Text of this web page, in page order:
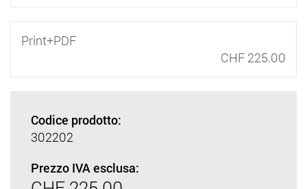
Print+PDF
CHF 225.00
Codice prodotto:
302202
Prezzo IVA esclusa: